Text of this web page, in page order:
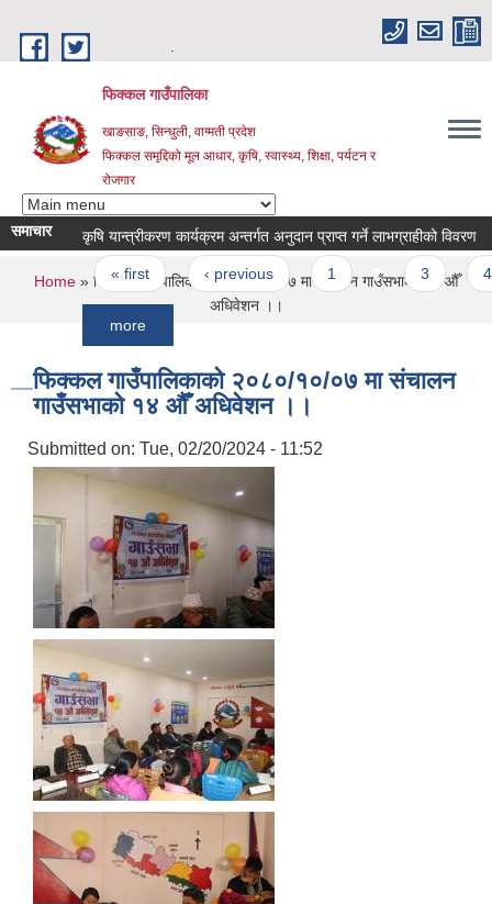
फिक्कल गाउँपालिका
खाङसाङ, सिन्धुली, वाग्मती प्रदेश
फिक्कल समृद्दिको मूल आधार, कृषि, स्वास्थ्य, शिक्षा, पर्यटन र
रोजगार
समाचारकृषि यान्त्रीकरण कार्यक्रम अन्तर्गत अनुदान प्राप्त गर्ने लाभग्राहीको विवरण बाँझो
Pages
« first ‹ previous 1 2 3
You are here
Home » फिक्कल गाउँपालिकाको २०८०/१०/०७ मा संचालन गाउँसभाको १४ औँ
अधिवेशन ।।
फिक्कल गाउँपालिकाको २०८०/१०/०७ मा संचालन
गाउँसभाको १४ औँ अधिवेशन ।।
Submitted on: Tue, 02/20/2024 - 11:52